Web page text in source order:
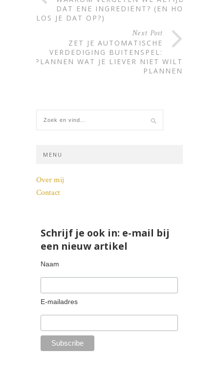
DAT ENE INGREDIËNT? (EN HOE
LOS JE DAT OP?)
Next Post
ZET JE AUTOMATISCHE
VERDEDIGING BUITENSPEL:
PLANNEN WAT JE LIEVER NIET WILT
PLANNEN
MENU
Over mij
Contact
Schrijf je ook in: e-mail bij
een nieuw artikel
Naam
E-mailadres